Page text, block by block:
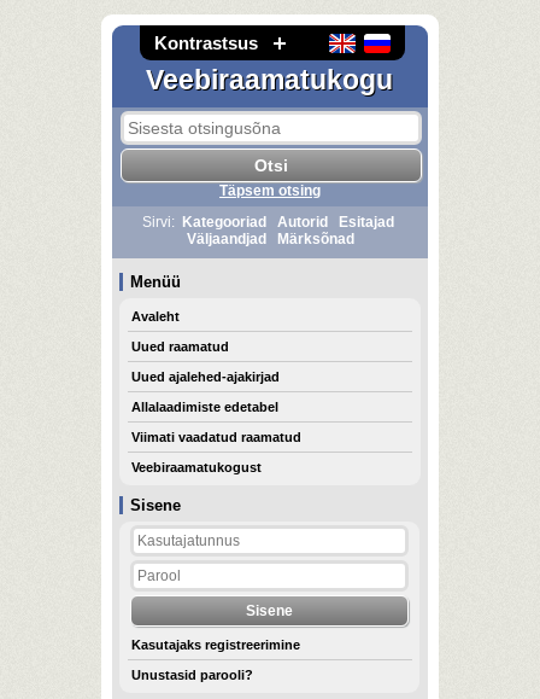
Kontrastsus
Veebiraamatukogu
Sisene
Kasutajaks registreerimine
Unustasid parooli?
Täpsem otsing
Sirvi:
Kategooriad Autorid
Esitajad
Väljaandjad
Märksõnad
Menüü
Avaleht
Uued raamatud
Uued ajalehed-ajakirjad
Allalaadimiste edetabel
Viimati vaadatud raamatud
Veebiraamatukogust